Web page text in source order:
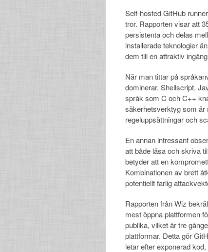
Self-hosted GitHub
tror. Rapporten visar att
persistenta och delas
installerade teknologier
dem till en attraktiv
När man tittar på
dominerar. Shellscript,
språk som C och C++
säkerhetsverktyg som är
regeluppsättningar och
En annan intressant
att både läsa och skriva
betyder att en
Kombinationen av brett
potentiellt farlig
Rapporten från Wiz
mest öppna plattformen
publika, vilket är tre
plattformar. Detta gör
letar efter exponerad